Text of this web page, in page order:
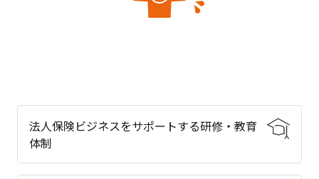
法人保険ビジネスをサポートする研修・教育
体制